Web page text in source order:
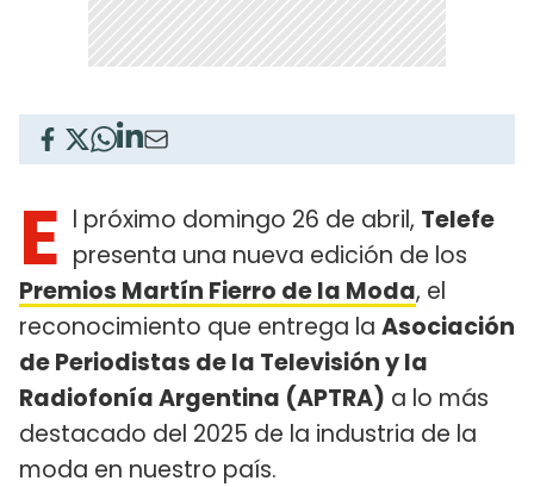
E l próximo domingo 26 de abril, Telefe
presenta una nueva edición de los
Premios Martín Fierro de la Moda, el
reconocimiento que entrega la Asociación
de Periodistas de la Televisión y la
Radiofonía Argentina (APTRA) a lo más
destacado del 2025 de la industria de la
moda en nuestro país.